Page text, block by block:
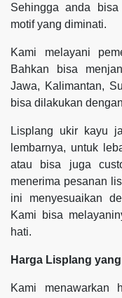
Sehingga anda
motif yang diminati.
Kami melayani
Bahkan bisa
Jawa, Kalimantan,
bisa dilakukan
Lisplang ukir kayu
lembarnya, untuk
atau bisa juga
menerima pesanan
ini menyesuaikan
Kami bisa
hati.
Harga Lisplang
Kami menawarkan